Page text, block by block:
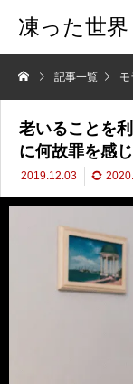
凍った世界
記事一覧 モ
老いることを
に何故罪を感
2019.12.03